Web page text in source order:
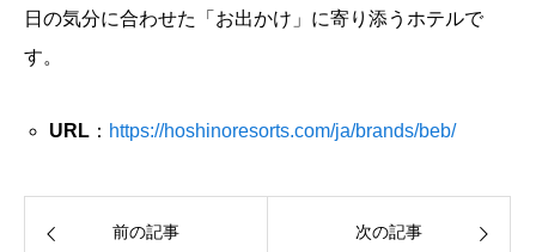
日の気分に合わせた「お出かけ」に寄り添うホテルで
す。
URL： https://hoshinoresorts.com/ja/brands/beb/
前の記事 次の記事